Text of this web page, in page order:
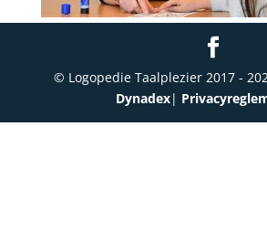
© Logopedie Taalplezier 2017 -
Dynadex|